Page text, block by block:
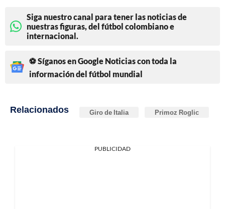
Siga nuestro canal para tener las noticias de
nuestras figuras, del fútbol colombiano e
internacional.
⚽ Síganos en Google Noticias con toda la
información del fútbol mundial
Relacionados Giro de Italia Primoz Roglic
PUBLICIDAD